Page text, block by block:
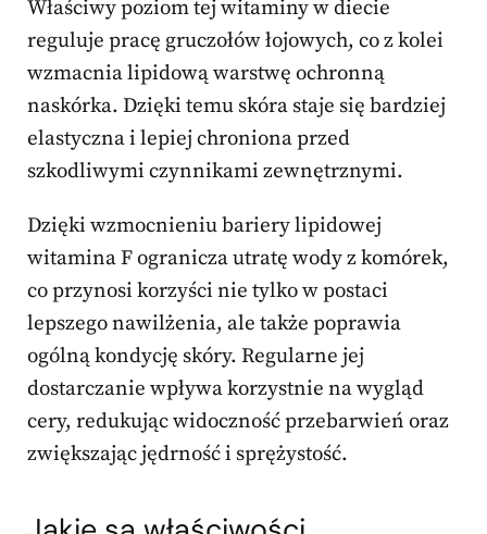
Właściwy poziom tej witaminy w diecie
reguluje pracę gruczołów łojowych, co z kolei
wzmacnia lipidową warstwę ochronną
naskórka. Dzięki temu skóra staje się bardziej
elastyczna i lepiej chroniona przed
szkodliwymi czynnikami zewnętrznymi.
Dzięki wzmocnieniu bariery lipidowej
witamina F ogranicza utratę wody z komórek,
co przynosi korzyści nie tylko w postaci
lepszego nawilżenia, ale także poprawia
ogólną kondycję skóry. Regularne jej
dostarczanie wpływa korzystnie na wygląd
cery, redukując widoczność przebarwień oraz
zwiększając jędrność i sprężystość.